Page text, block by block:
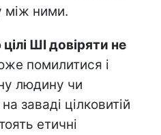
між ними.
ШІ довіряти не
помилитися і
людину чи
заваді цілковитій
етичні